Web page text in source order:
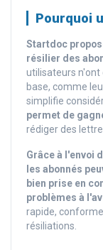
Pourquoi
Startdoc
résilier des
utilisateurs
base, comme
simplifie
permet de
rédiger des
Grâce à l'envoi
les abonnés
bien prise en
problèmes à
rapide,
résiliations.